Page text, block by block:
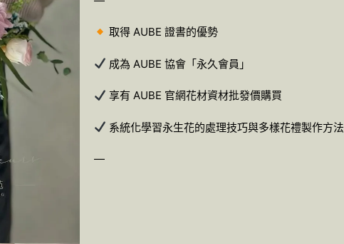
取得 AUBE 證書的優勢
成為 AUBE 協會「永久會員」
享有 AUBE 官網花材資材批發價購買
系統化學習永生花的處理技巧與多樣花禮製作方法
—